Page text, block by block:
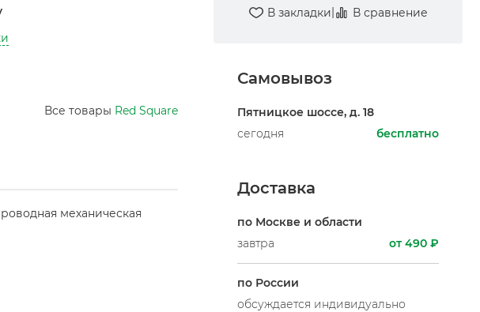
Все товары Red Square
В закладки| В сравнение
Самовывоз
Пятницкое шоссе, д. 18
сегодня
бесплатно
Доставка
по Москве и области
завтра
от 490 ₽
по России
обсуждается индивидуально
механическая